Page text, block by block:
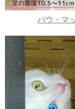
パウ・マ